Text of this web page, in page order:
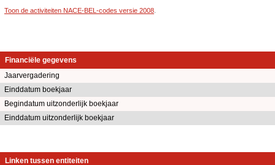
Toon de activiteiten NACE-BEL-codes versie 2008
Financiële gegevens
Jaarvergadering
Einddatum boekjaar
Begindatum uitzonderlijk boekjaar
Einddatum uitzonderlijk boekjaar
Linken tussen entiteiten